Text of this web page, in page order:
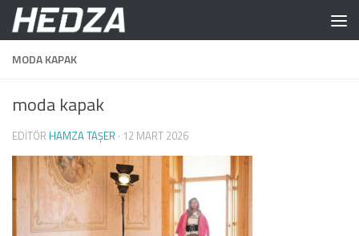
Skip to content
MODA KAPAK
moda kapak
EDITÖR HAMZA TAŞER · 12 MART 2026